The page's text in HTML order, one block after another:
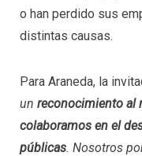
o han perdido sus
distintas causas.
Para Araneda, la
un reconocimiento al
colaboramos en el
públicas. Nosotros